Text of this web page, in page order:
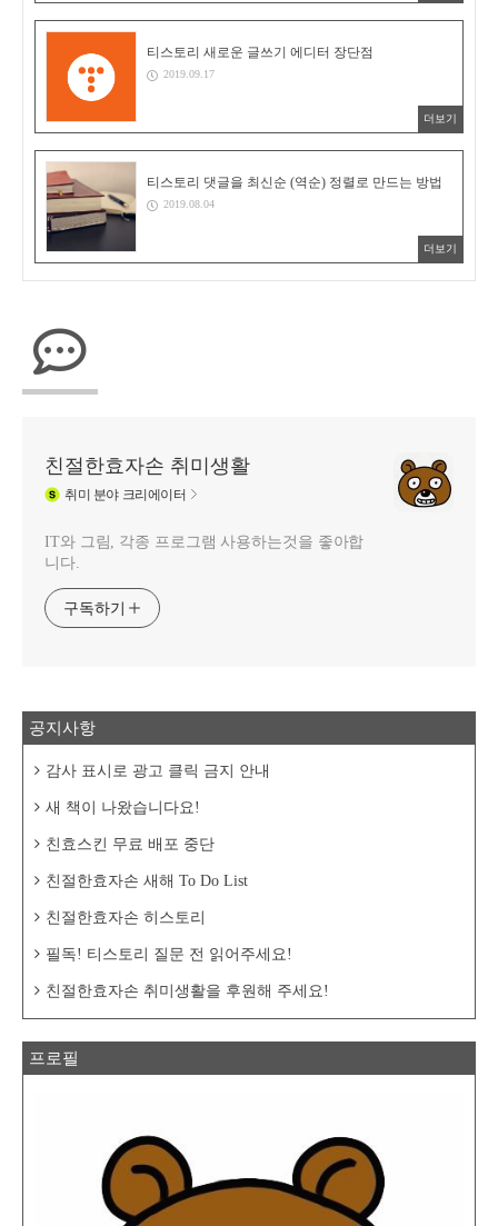
티스토리 새로운 글쓰기 에디터 장단점
2019.09.17
더보기
티스토리 댓글을 최신순 (역순) 정렬로 만드는 방법
2019.08.04
더보기
친절한효자손 취미생활
취미 분야 크리에이터
IT와 그림, 각종 프로그램 사용하는것을 좋아합
니다.
구독하기
공지사항
감사 표시로 광고 클릭 금지 안내
새 책이 나왔습니다요!
친효스킨 무료 배포 중단
친절한효자손 새해 To Do List
친절한효자손 히스토리
필독! 티스토리 질문 전 읽어주세요!
친절한효자손 취미생활을 후원해 주세요!
프로필